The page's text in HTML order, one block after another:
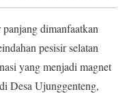
dimanfaatkan
pesisir selatan
yang menjadi magnet
Desa Ujunggenteng,